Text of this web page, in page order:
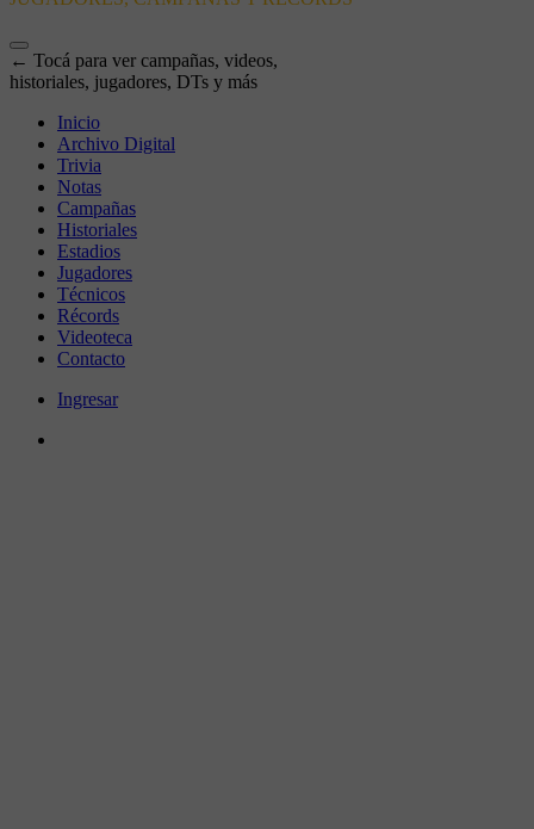
← Tocá para ver campañas, videos,
historiales, jugadores, DTs y más
Inicio
Archivo Digital
Trivia
Notas
Campañas
Historiales
Estadios
Jugadores
Técnicos
Récords
Videoteca
Contacto
Ingresar